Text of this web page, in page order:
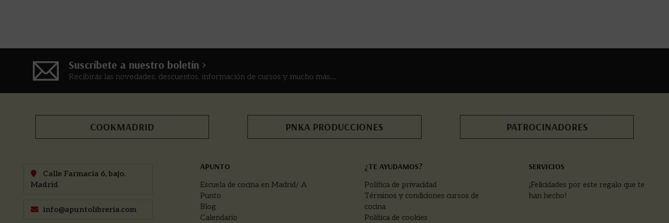
Suscríbete a nuestro boletín >
Recibirás las novedades, descuentos, información de cursos y mucho más...
COOKMADRID PNKA PRODUCCIONES PATROCINADORES
Calle Farmacia 6, bajo.
Madrid
info@apuntolibreria.com
APUNTO
Escuela de cocina en Madrid/ A
Punto
Blog
Calendario
¿TE AYUDAMOS?
Política de privacidad
Términos y condiciones cursos de
cocina
Política de cookies
SERVICIOS
¡Felicidades por este regalo que te
han hecho!